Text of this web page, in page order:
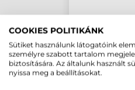
COOKIES POLITIKÁNK
Sütiket használunk látogatóink
személyre szabott tartalom
biztosítására. Az általunk használt
nyissa meg a beállításokat.